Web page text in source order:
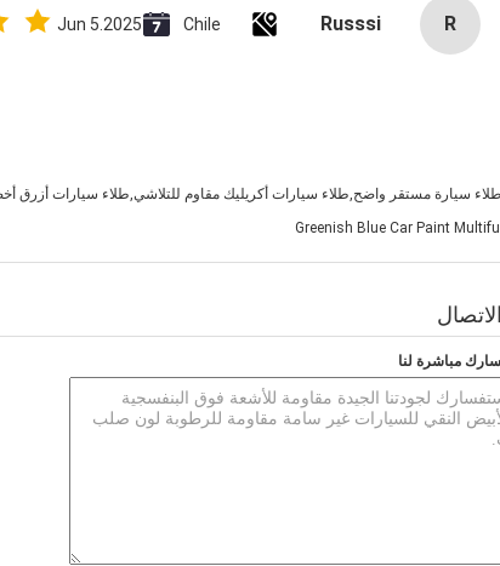
R
Russsi
Chile
Jun 5.2025
طلاء سيارة مستقر واضح,طلاء سيارات أكريليك مقاوم للتلاشي,طلاء سيارات أزرق
Greenish Blue Car Paint
مباشرة لنا